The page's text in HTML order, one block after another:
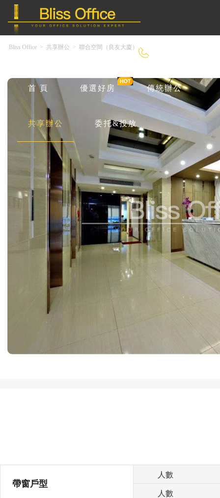
首 頁 優選好房 傳統辦公
共享辦公 委托&投放
Bliss Office > 共享辦公 > 聯合空間（良友大廈）
帶窗戶型
人數
人數